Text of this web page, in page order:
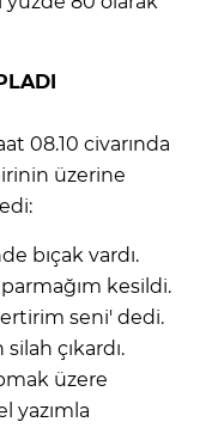
08.10 civarında
üzerine
bıçak vardı.
parmağım kesildi.
seni' dedi.
çıkardı.
üzere
yazımla